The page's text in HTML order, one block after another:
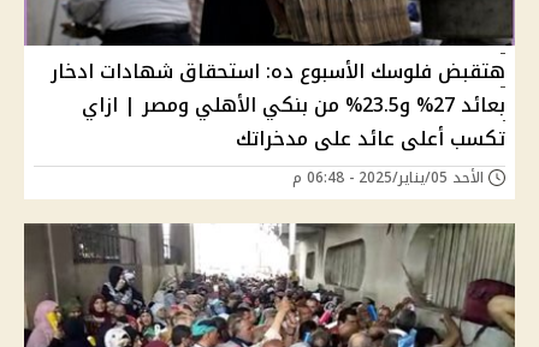
هتقبض فلوسك الأسبوع ده: استحقاق شهادات ادخار
بعائد 27% و23.5% من بنكي الأهلي ومصر | ازاي
تكسب أعلى عائد على مدخراتك
الأحد 05/يناير/2025 - 06:48 م